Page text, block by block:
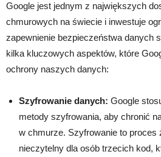
Google jest jednym z największych
chmurowych na świecie i inwestuje
zapewnienie bezpieczeństwa danych
kilka kluczowych aspektów, które
ochrony naszych danych:
Szyfrowanie danych: Google
metody szyfrowania, aby chronić
w chmurze. Szyfrowanie to proces
nieczytelny dla osób trzecich kod,